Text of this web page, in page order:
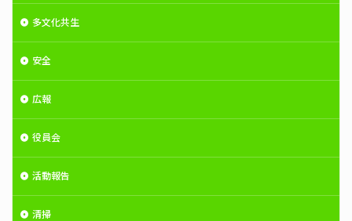
多文化共生
安全
広報
役員会
活動報告
清掃